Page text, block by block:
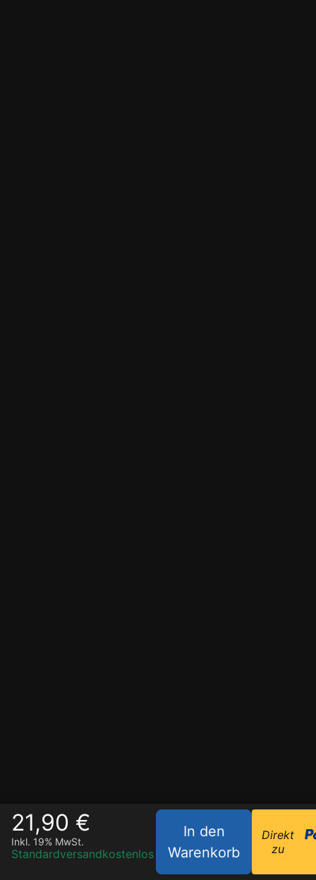
21,90 €
Inkl. 19% MwSt.
Standardversandkostenlos
In den
Warenkorb
Direkt
zu